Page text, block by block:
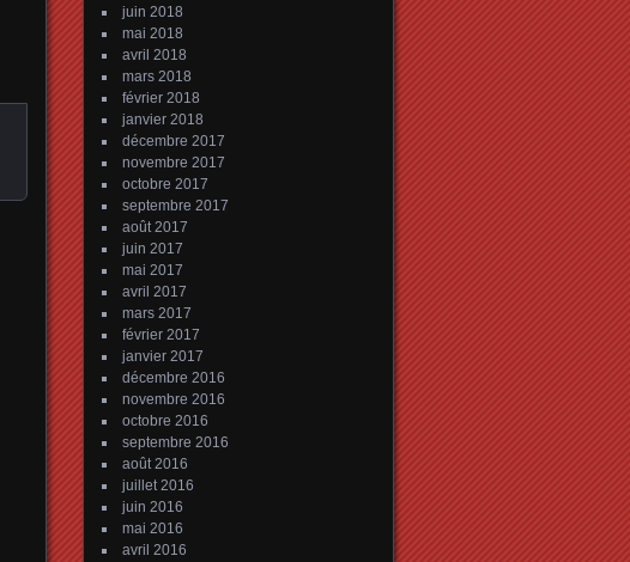
juin 2018
mai 2018
avril 2018
mars 2018
février 2018
janvier 2018
décembre 2017
novembre 2017
octobre 2017
septembre 2017
août 2017
juin 2017
mai 2017
avril 2017
mars 2017
février 2017
janvier 2017
décembre 2016
novembre 2016
octobre 2016
septembre 2016
août 2016
juillet 2016
juin 2016
mai 2016
avril 2016